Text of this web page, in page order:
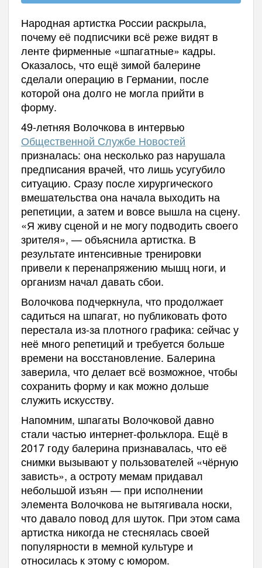
Народная артистка России раскрыла,
почему её подписчики всё реже видят в
ленте фирменные «шпагатные» кадры.
Оказалось, что ещё зимой балерине
сделали операцию в Германии, после
которой она долго не могла прийти в
форму.
49-летняя Волочкова в интервью
Общественной Службе Новостей
призналась: она несколько раз нарушала
предписания врачей, что лишь усугубило
ситуацию. Сразу после хирургического
вмешательства она начала выходить на
репетиции, а затем и вовсе вышла на сцену.
«Я живу сценой и не могу подводить своего
зрителя», — объяснила артистка. В
результате интенсивные тренировки
привели к перенапряжению мышц ноги, и
организм начал давать сбои.
Волочкова подчеркнула, что продолжает
садиться на шпагат, но публиковать фото
перестала из-за плотного графика: сейчас у
неё много репетиций и требуется больше
времени на восстановление. Балерина
заверила, что делает всё возможное, чтобы
сохранить форму и как можно дольше
служить искусству.
Напомним, шпагаты Волочковой давно
стали частью интернет-фольклора. Ещё в
2017 году балерина признавалась, что её
снимки вызывают у пользователей «чёрную
зависть», а остроту мемам придавал
небольшой изъян — при исполнении
элемента Волочкова не вытягивала носки,
что давало повод для шуток. При этом сама
артистка никогда не стеснялась своей
популярности в мемной культуре и
относилась к этому с юмором.